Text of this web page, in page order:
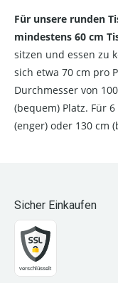
Für unsere runden
mindestens 60 cm
sitzen und essen zu
sich etwa 70 cm pro
Durchmesser von
(bequem) Platz. Für
(enger) oder 130 cm
Sicher Einkaufen